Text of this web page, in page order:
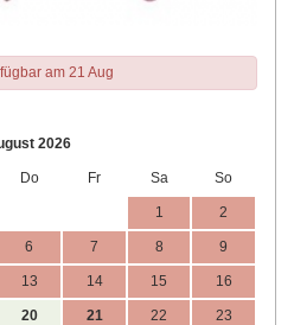
am 21 Aug
2026
Do Fr Sa So
1 2
6 7 8 9
13 14 15 16
20 21 22 23